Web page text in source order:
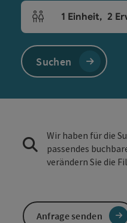
Einheitenanzahl und
1 Einheit, 2
Suchen
Wir haben für die
passendes
verändern Sie die
Anfrage senden